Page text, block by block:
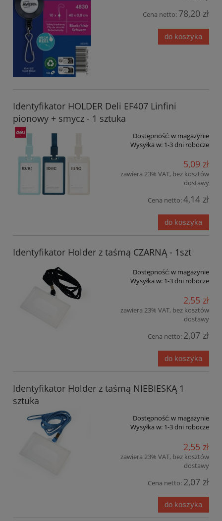
Cena netto: 78,20 zł
do koszyka
Identyfikator HOLDER Deli EF407 Linfini
pionowy + smycz - 1 sztuka
Dostępność:w magazynie
Wysyłka w: 1-3 dni robocze
5,09 zł
zawiera 23% VAT, bez kosztów
dostawy
Cena netto:4,14 zł
do koszyka
Identyfikator Holder z taśmą CZARNĄ - 1szt
Dostępność:w magazynie
Wysyłka w: 1-3 dni robocze
2,55 zł
zawiera 23% VAT, bez kosztów
dostawy
Cena netto: 2,07 zł
do koszyka
Identyfikator Holder z taśmą NIEBIESKĄ 1
sztuka
Dostępność:w magazynie
Wysyłka w: 1-3 dni robocze
2,55 zł
zawiera 23% VAT, bez kosztów
dostawy
Cena netto: 2,07 zł
do koszyka